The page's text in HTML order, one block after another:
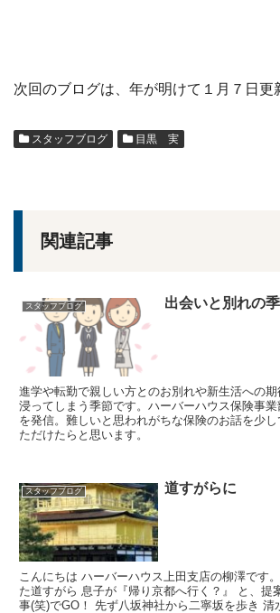
次回のブログは、年が明けて１月７日更
スタッフブログ 目黒 実
関連記事
スタッフブログ 出会いと別れの
進学や転勤で親しい方とのお別れや新生活への
浸ってしまう季節です。ハーバーハウス保険事
を発信。難しいと思われがちな保険のお話を少
ただけたらと思います。
スタッフブログ 道すがらに
こんにちは ハーバーハウス上田支店の柳澤です
た道すがら 息子が『帰り京都へ行く？』 と、提
事(笑)でGO！ 先ず八坂神社から二寧坂を歩き 清